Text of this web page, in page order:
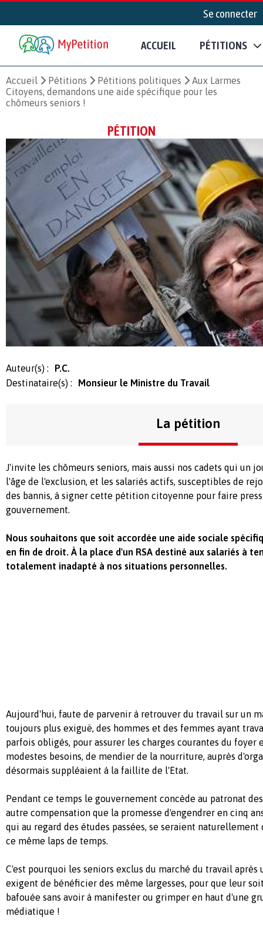
Se connecter
ACCUEIL PÉTITIONS
Accueil Pétitions Pétitions politiques
Aux Larmes
Citoyens, demandons une aide spécifique pour les
chômeurs seniors !
PÉTITION
Auteur(s) :
P.C.
Destinataire(s) :
Monsieur le Ministre du Travail
La pétition
J'invite les chômeurs seniors, mais aussi nos cadets qui un
l'âge de l'exclusion, et les salariés actifs, susceptibles de
des bannis, à signer cette pétition citoyenne pour faire
gouvernement.
Nous souhaitons que soit accordée une aide sociale
en fin de droit. À la place d'un RSA destiné aux salariés à
totalement inadapté à nos situations personnelles.
Aujourd'hui, faute de parvenir à retrouver du travail sur un
toujours plus exiguë, des hommes et des femmes ayant
parfois obligés, pour assurer les charges courantes du foyer
modestes besoins, de mendier de la nourriture, auprès
désormais suppléaient à la faillite de l'Etat.
Pendant ce temps le gouvernement concède au patronat
autre compensation que la promesse d'engendrer en cinq
qui au regard des études passées, se seraient naturellement
ce même laps de temps.
C'est pourquoi les seniors exclus du marché du travail après
exigent de bénéficier des même largesses, pour que leur
bafouée sans avoir à manifester ou grimper en haut d'une
médiatique !